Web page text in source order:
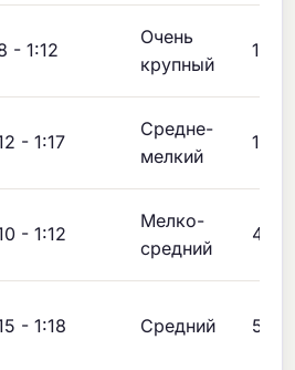
- 1:12
Очень
крупный
12-
- 1:17
Средне-
мелкий
1:00
- 1:12
Мелко-
средний
4-5
- 1:18 Средний 5-6